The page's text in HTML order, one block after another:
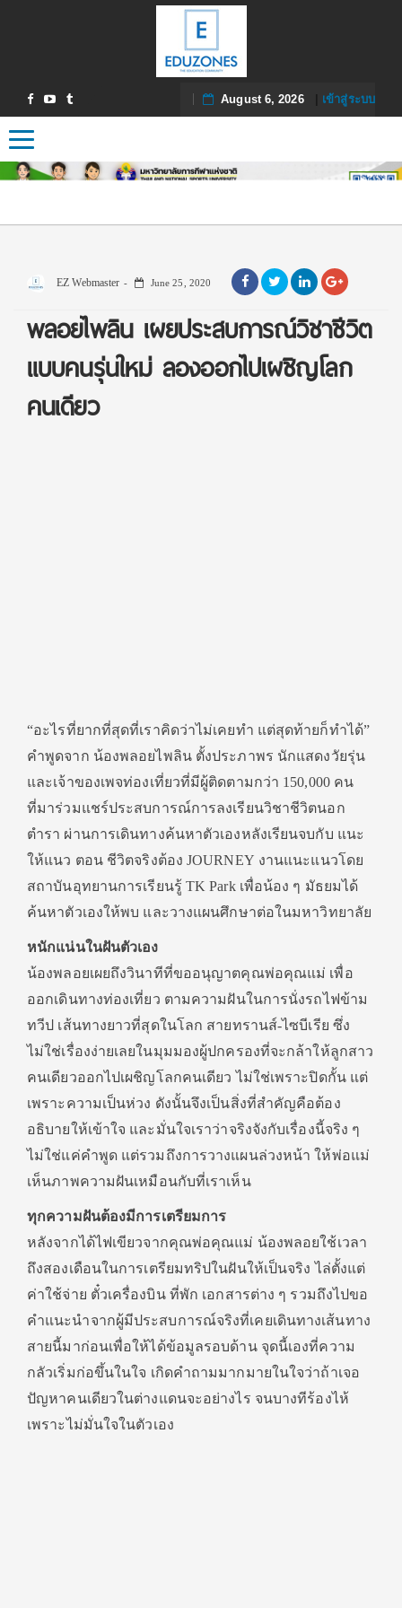
August 6, 2026| เข้าสู่ระบบ
Toggle navigation
EZ Webmaster June 25, 2020
พลอยไพลิน เผยประสบการณ์วิชาชีวิต
แบบคนรุ่นใหม่ ลองออกไปเผชิญโลก
คนเดียว
“อะไรที่ยากที่สุดที่เราคิดว่าไม่เคยทำ แต่สุดท้ายก็ทำได้”
คำพูดจาก น้องพลอยไพลิน ตั้งประภาพร นักแสดงวัยรุ่น
และเจ้าของเพจท่องเที่ยวที่มีผู้ติดตามกว่า 150,000 คน
ที่มาร่วมแชร์ประสบการณ์การลงเรียนวิชาชีวิตนอก
ตำรา ผ่านการเดินทางค้นหาตัวเองหลังเรียนจบกับ แนะ
ให้แนว ตอน ชีวิตจริงต้อง JOURNEY งานแนะแนวโดย
สถาบันอุทยานการเรียนรู้ TK Park เพื่อน้อง ๆ มัธยมได้
ค้นหาตัวเองให้พบ และวางแผนศึกษาต่อในมหาวิทยาลัย
หนักแน่นในฝันตัวเอง
น้องพลอยเผยถึงวินาทีที่ขออนุญาตคุณพ่อคุณแม่ เพื่อ
ออกเดินทางท่องเที่ยว ตามความฝันในการนั่งรถไฟข้าม
ทวีป เส้นทางยาวที่สุดในโลก สายทรานส์-ไซบีเรีย ซึ่ง
ไม่ใช่เรื่องง่ายเลยในมุมมองผู้ปกครองที่จะกล้าให้ลูกสาว
คนเดียวออกไปเผชิญโลกคนเดียว ไม่ใช่เพราะปิดกั้น แต่
เพราะความเป็นห่วง ดังนั้นจึงเป็นสิ่งที่สำคัญคือต้อง
อธิบายให้เข้าใจ และมั่นใจเราว่าจริงจังกับเรื่องนี้จริง ๆ
ไม่ใช่แค่คำพูด แต่รวมถึงการวางแผนล่วงหน้า ให้พ่อแม่
เห็นภาพความฝันเหมือนกับที่เราเห็น
ทุกความฝันต้องมีการเตรียมการ
หลังจากได้ไฟเขียวจากคุณพ่อคุณแม่ น้องพลอยใช้เวลา
ถึงสองเดือนในการเตรียมทริปในฝันให้เป็นจริง ไล่ตั้งแต่
ค่าใช้จ่าย ตั๋วเครื่องบิน ที่พัก เอกสารต่าง ๆ รวมถึงไปขอ
คำแนะนำจากผู้มีประสบการณ์จริงที่เคยเดินทางเส้นทาง
สายนี้มาก่อนเพื่อให้ได้ข้อมูลรอบด้าน จุดนี้เองที่ความ
กลัวเริ่มก่อขึ้นในใจ เกิดคำถามมากมายในใจว่าถ้าเจอ
ปัญหาคนเดียวในต่างแดนจะอย่างไร จนบางทีร้องไห้
เพราะไม่มั่นใจในตัวเอง